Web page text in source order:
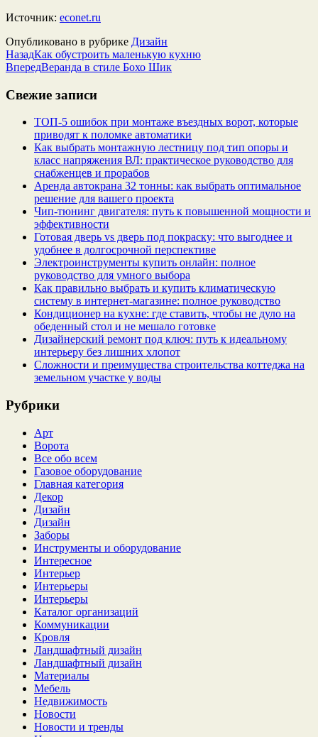
Источник: econet.ru
Опубликовано в рубрике Дизайн
НазадКак обустроить маленькую кухню
ВпередВеранда в стиле Бохо Шик
Свежие записи
ТОП-5 ошибок при монтаже въездных ворот, которые
приводят к поломке автоматики
Как выбрать монтажную лестницу под тип опоры и
класс напряжения ВЛ: практическое руководство для
снабженцев и прорабов
Аренда автокрана 32 тонны: как выбрать оптимальное
решение для вашего проекта
Чип‑тюнинг двигателя: путь к повышенной мощности и
эффективности
Готовая дверь vs дверь под покраску: что выгоднее и
удобнее в долгосрочной перспективе
Электроинструменты купить онлайн: полное
руководство для умного выбора
Как правильно выбрать и купить климатическую
систему в интернет‑магазине: полное руководство
Кондиционер на кухне: где ставить, чтобы не дуло на
обеденный стол и не мешало готовке
Дизайнерский ремонт под ключ: путь к идеальному
интерьеру без лишних хлопот
Сложности и преимущества строительства коттеджа на
земельном участке у воды
Рубрики
Арт
Ворота
Все обо всем
Газовое оборудование
Главная категория
Декор
Дизайн
Дизайн
Заборы
Инструменты и оборудование
Интересное
Интерьер
Интерьеры
Интерьеры
Каталог организаций
Коммуникации
Кровля
Ландшафтный дизайн
Ландшафтный дизайн
Материалы
Мебель
Недвижимость
Новости
Новости и тренды